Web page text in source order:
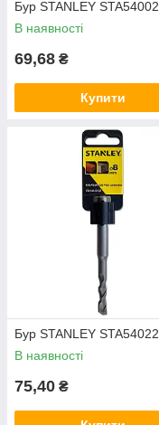
Бур STANLEY STA54002
В наявності
69,68 ₴
Купити
Бур STANLEY STA54022
В наявності
75,40 ₴